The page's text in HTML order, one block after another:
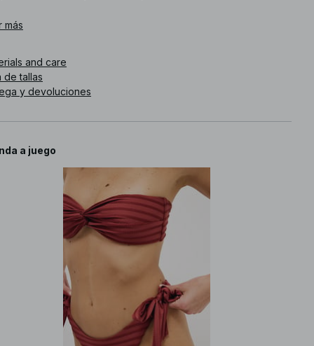
de artículo
más
and care
de tallas
y devoluciones
a juego